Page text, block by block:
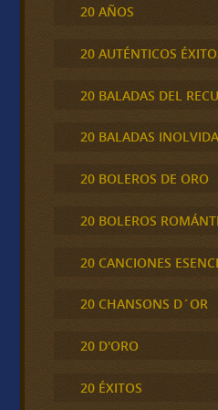
20 AÑOS
20 AUTÉNTICOS
20 BALADAS DEL
20 BALADAS
20 BOLEROS DE ORO
20 BOLEROS
20 CANCIONES
20 CHANSONS D´OR
20 D'ORO
20 ÉXITOS